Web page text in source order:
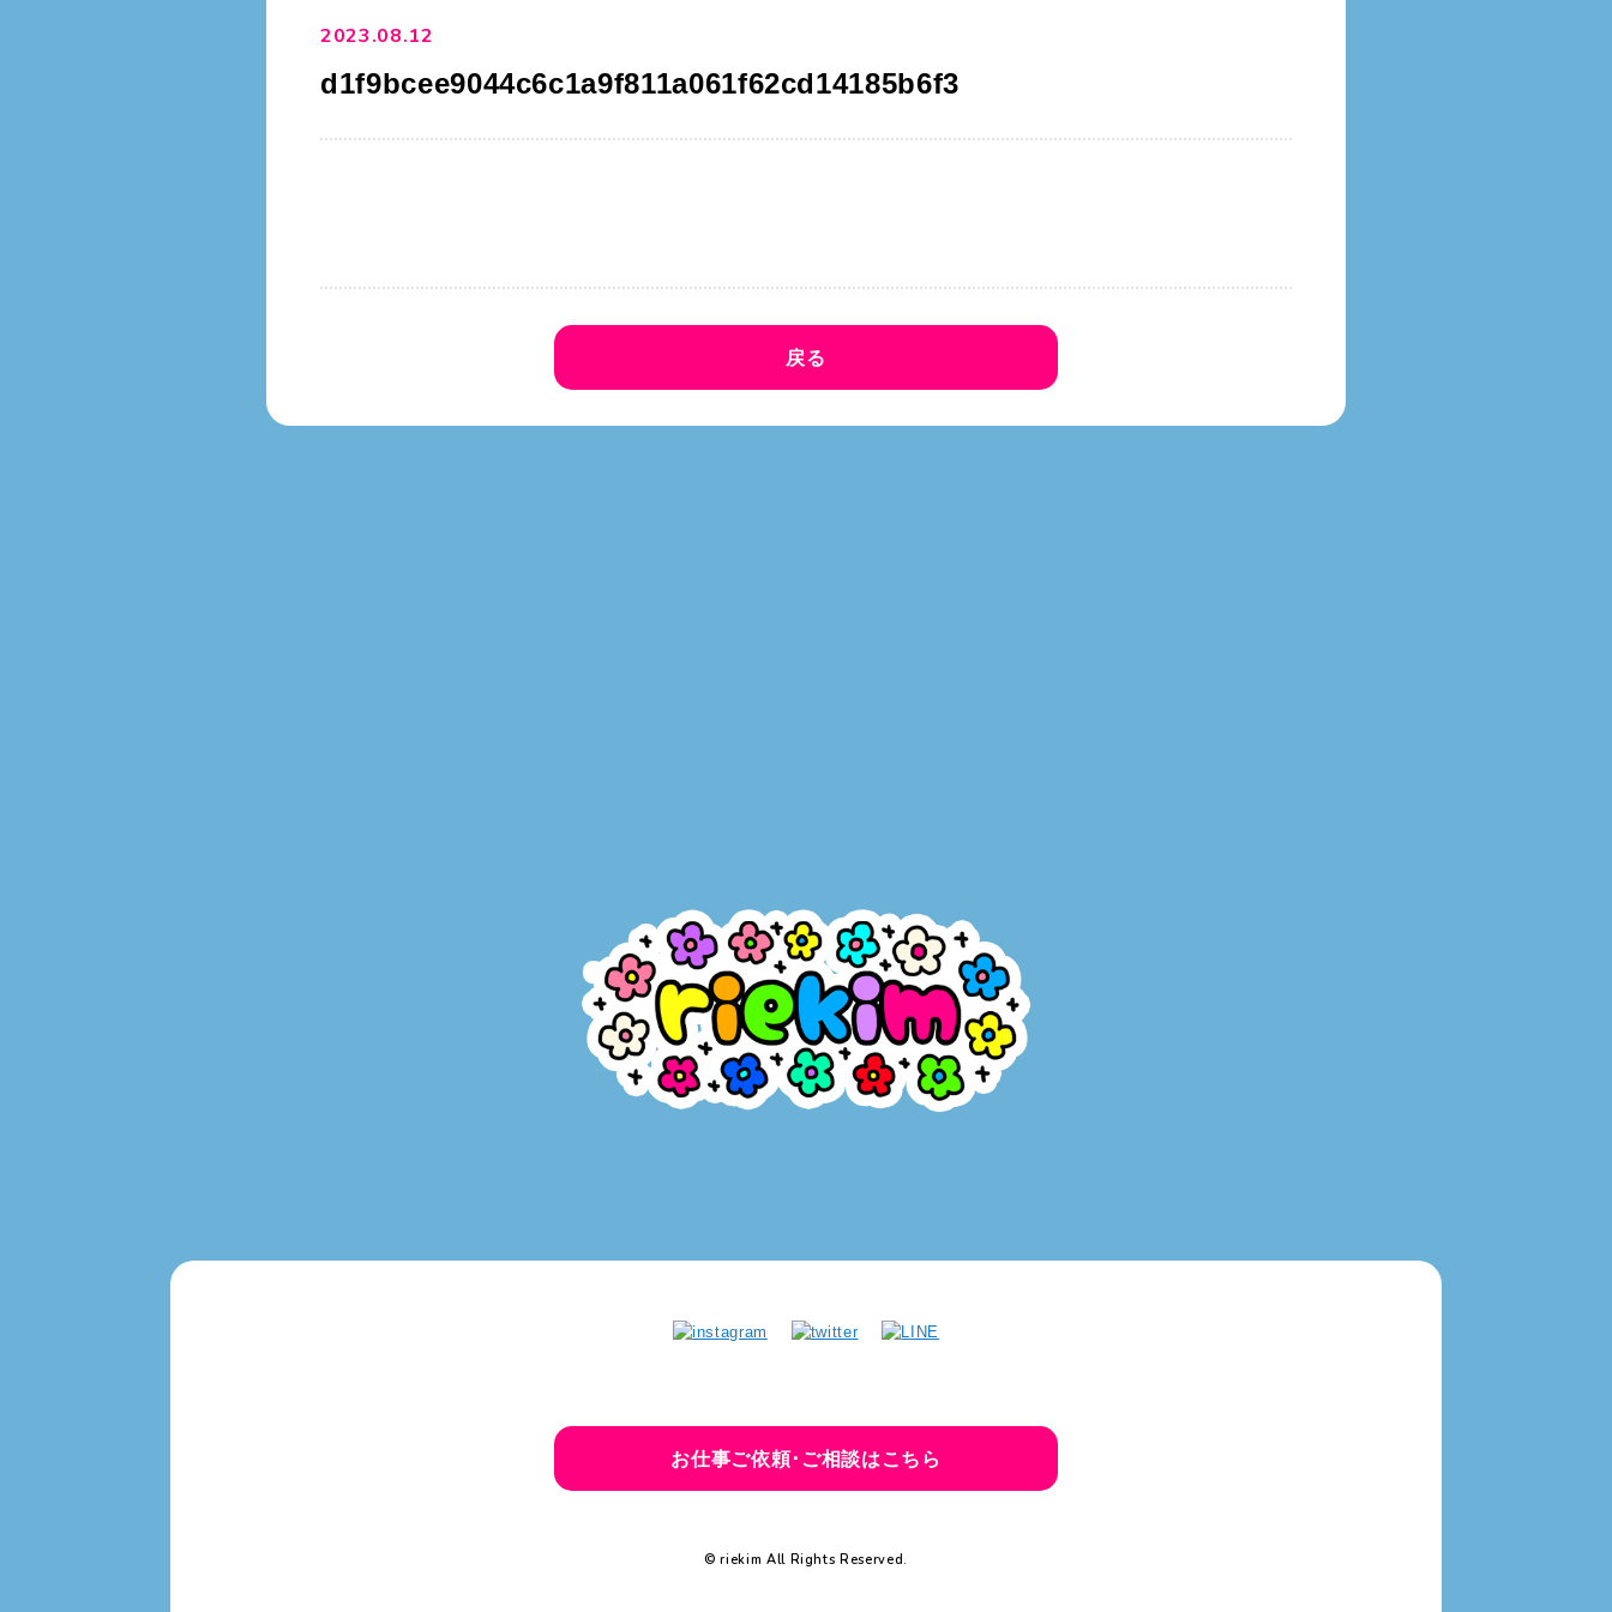
2023.08.12
d1f9bcee9044c6c1a9f811a061f62cd14185b6f3
戻る
お仕事ご依頼･ご相談はこちら
© riekim All Rights Reserved.